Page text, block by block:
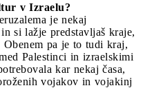
v Izraelu?
je nekaj
si lažje predstavljaš kraje,
pa je to tudi kraj,
Palestinci in izraelskimi
kar nekaj časa,
vojakov in vojakinj